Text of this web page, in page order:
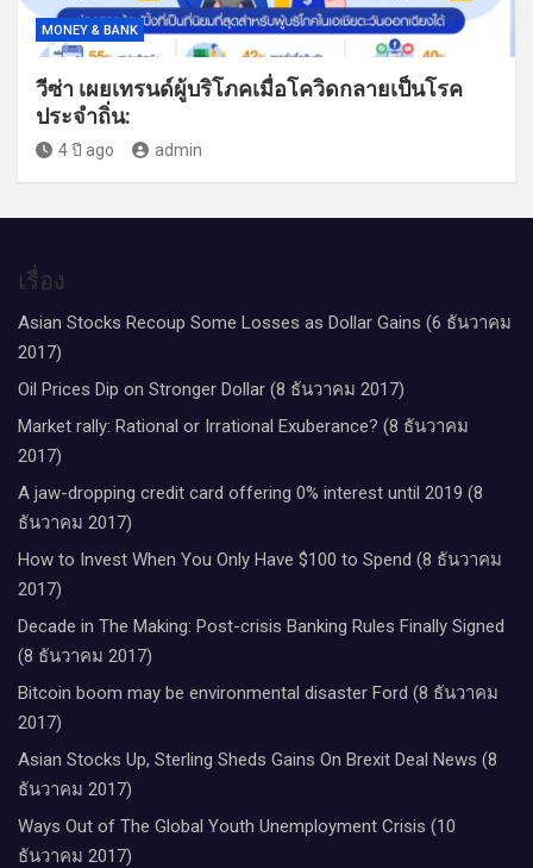
MONEY & BANK
วีซ่า เผยเทรนด์ผู้บริโภคเมื่อโควิดกลายเป็นโรค
ประจำถิ่น:
4 ปี ago admin
เรื่อง
Asian Stocks Recoup Some Losses as Dollar Gains (6 ธันวาคม
2017)
Oil Prices Dip on Stronger Dollar (8 ธันวาคม 2017)
Market rally: Rational or Irrational Exuberance? (8 ธันวาคม
2017)
A jaw-dropping credit card offering 0% interest until 2019 (8
ธันวาคม 2017)
How to Invest When You Only Have $100 to Spend (8 ธันวาคม
2017)
Decade in The Making: Post-crisis Banking Rules Finally Signed
(8 ธันวาคม 2017)
Bitcoin boom may be environmental disaster Ford (8 ธันวาคม
2017)
Asian Stocks Up, Sterling Sheds Gains On Brexit Deal News (8
ธันวาคม 2017)
Ways Out of The Global Youth Unemployment Crisis (10
ธันวาคม 2017)